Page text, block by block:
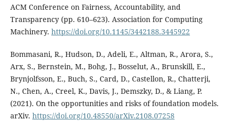
ACM Conference on Fairness, Accountability, and
Transparency (pp. 610–623). Association for Computing
Machinery. https://doi.org/10.1145/3442188.3445922
Bommasani, R., Hudson, D., Adeli, E., Altman, R., Arora, S.,
Arx, S., Bernstein, M., Bohg, J., Bosselut, A., Brunskill, E.,
Brynjolfsson, E., Buch, S., Card, D., Castellon, R., Chatterji,
N., Chen, A., Creel, K., Davis, J., Demszky, D., & Liang, P.
(2021). On the opportunities and risks of foundation models.
arXiv. https://doi.org/10.48550/arXiv.2108.07258